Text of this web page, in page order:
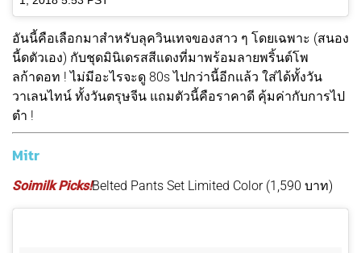
อันนี้คือเลือกมาสำหรับลุควินเทจของสาว ๆ โดยเฉพาะ (สนอง
นี้ดตัวเอง) กับชุดมินิเดรสสีแดงที่มาพร้อมลายพริ้นต์โพ
ลก้าดอท ! ไม่มีอะไรจะดู 80s ไปกว่านี้อีกแล้ว ใส่ได้ทั้งวัน
วาเลนไทน์ ทั้งวันตรุษจีน แถมตัวนี้คือราคาดี คุ้มค่ากับการไป
ตำ !
Mitr
Soimilk Picks!Belted Pants Set Limited Color (1,590 บาท)